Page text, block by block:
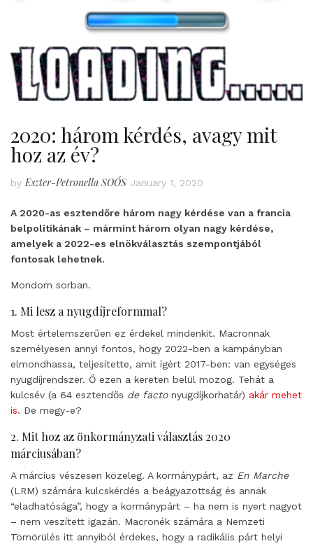
2020: három kérdés, avagy mit
hoz az év?
byEszter-Petronella SOÓS January 1, 2020
A 2020-as esztendőre három nagy kérdése van a francia
belpolitikának – mármint három olyan nagy kérdése,
amelyek a 2022-es elnökválasztás szempontjából
fontosak lehetnek.
Mondom sorban.
1. Mi lesz a nyugdíjreformmal?
Most értelemszerűen ez érdekel mindenkit. Macronnak
személyesen annyi fontos, hogy 2022-ben a kampányban
elmondhassa, teljesítette, amit ígért 2017-ben: van egységes
nyugdíjrendszer. Ő ezen a kereten belül mozog. Tehát a
kulcsév (a 64 esztendős de facto nyugdíjkorhatár) akár mehet
is. De megy-e?
2. Mit hoz az önkormányzati választás 2020
márciusában?
A március vészesen közeleg. A kormánypárt, az En Marche
(LRM) számára kulcskérdés a beágyazottság és annak
“eladhatósága”, hogy a kormánypárt – ha nem is nyert nagyot
– nem veszített igazán. Macronék számára a Nemzeti
Tömörülés itt annyiból érdekes, hogy a radikális párt helyi